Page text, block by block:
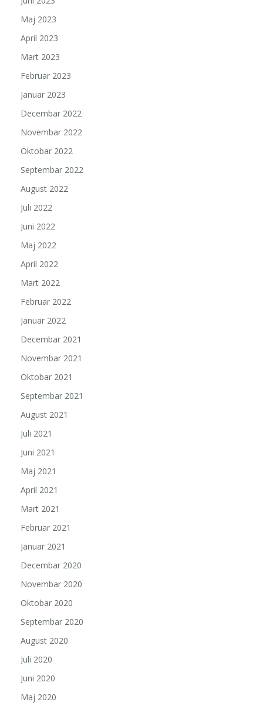
Maj 2023
April 2023
Mart 2023
Februar 2023
Januar 2023
Decembar 2022
Novembar 2022
Oktobar 2022
Septembar 2022
August 2022
Juli 2022
Juni 2022
Maj 2022
April 2022
Mart 2022
Februar 2022
Januar 2022
Decembar 2021
Novembar 2021
Oktobar 2021
Septembar 2021
August 2021
Juli 2021
Juni 2021
Maj 2021
April 2021
Mart 2021
Februar 2021
Januar 2021
Decembar 2020
Novembar 2020
Oktobar 2020
Septembar 2020
August 2020
Juli 2020
Juni 2020
Maj 2020